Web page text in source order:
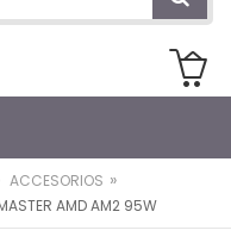
ACCESORIOS »
AMD AM2 95W